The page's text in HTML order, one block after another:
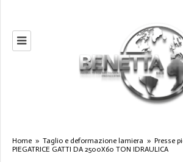
Home » Taglio e deformazione lamiera » Presse
PIEGATRICE GATTI DA 2500X60 TON IDRAULICA